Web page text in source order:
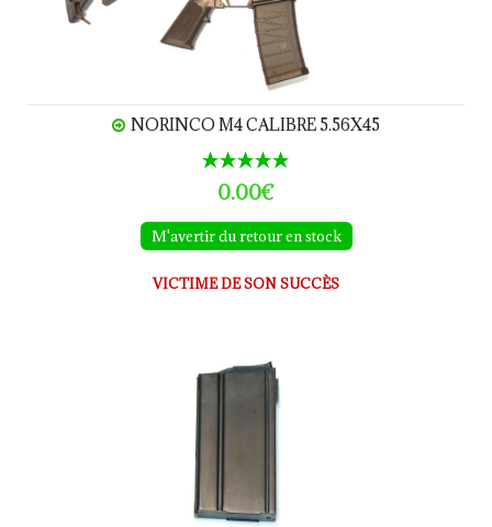
NORINCO M4 CALIBRE 5.56X45
0.00€
M'avertir du retour en stock
VICTIME DE SON SUCCÈS